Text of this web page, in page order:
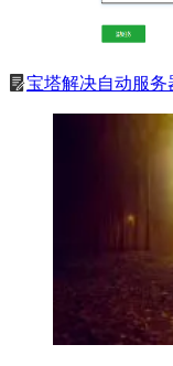
宝塔解决自动服务